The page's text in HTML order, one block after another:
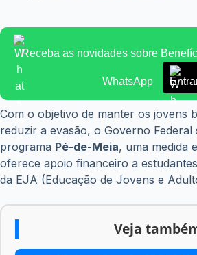
Receba as novidades sobre
WhatsApp
Com o objetivo de manter os jovens
reduzir a evasão, o Governo Federal
programa Pé-de-Meia, uma medida
oferece apoio financeiro a
da EJA (Educação de Jovens e
Veja